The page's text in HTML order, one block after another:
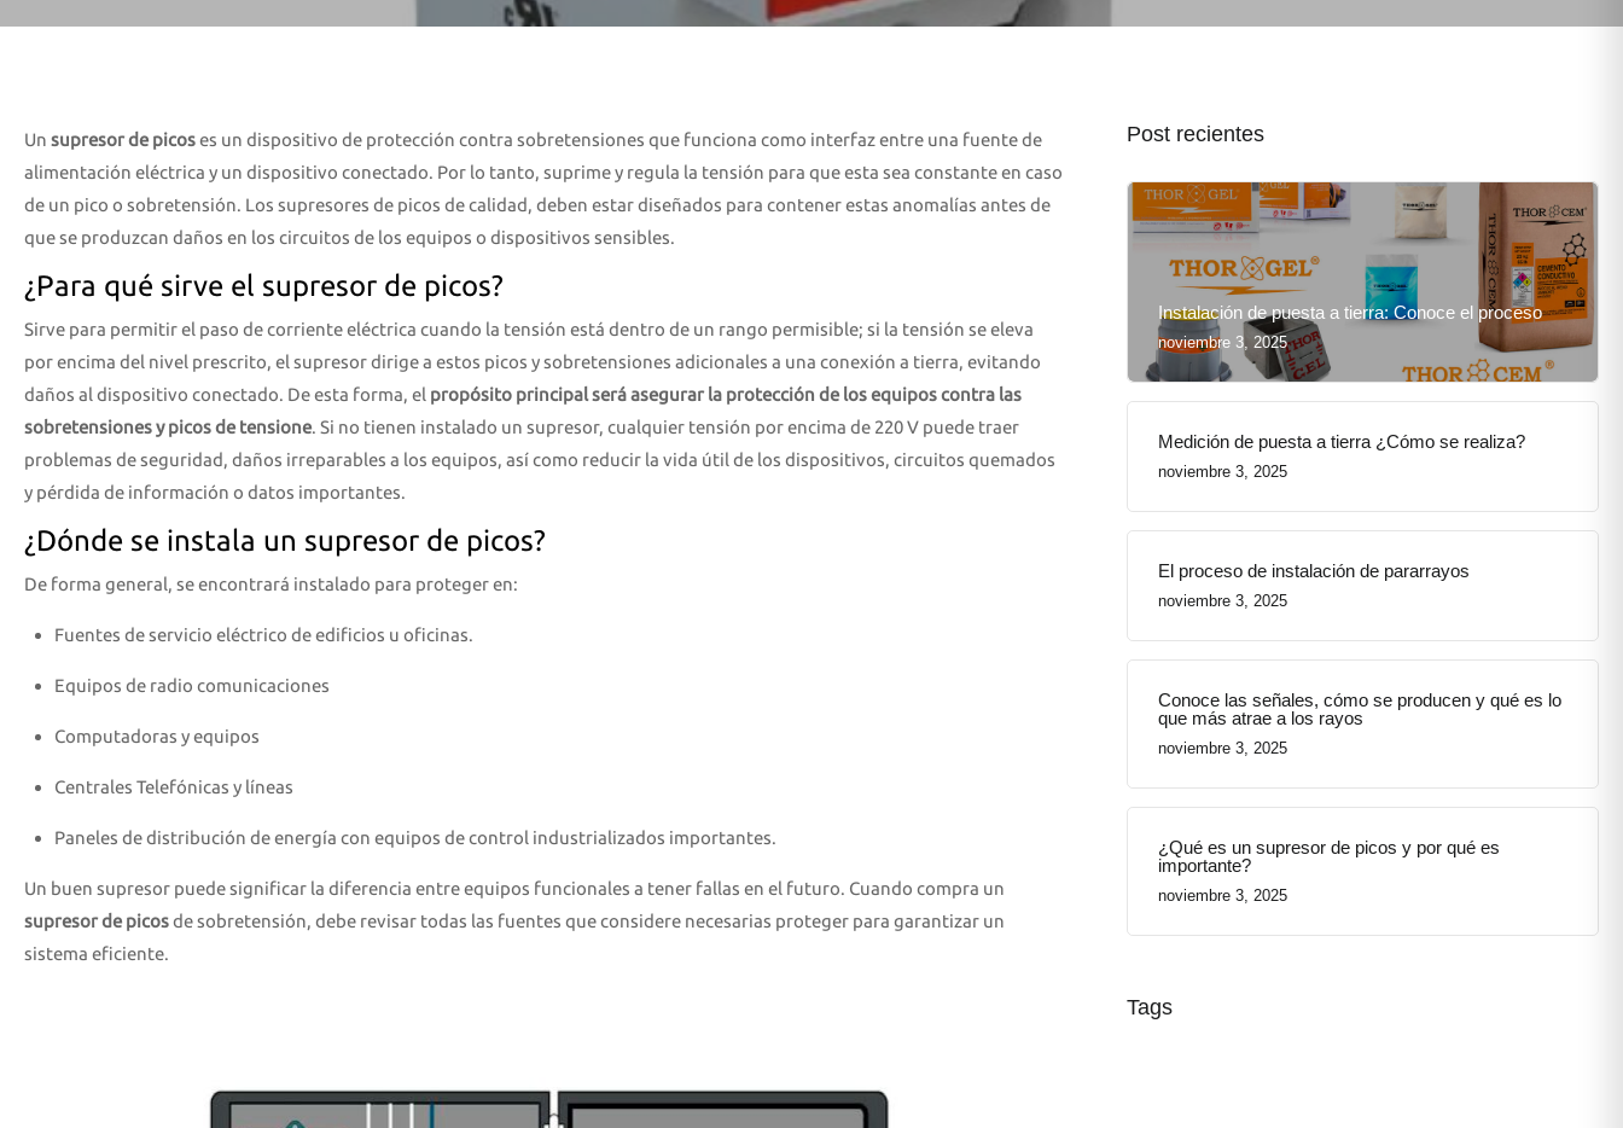
Un supresor de picoses un dispositivo de protección contra sobretensiones que funciona como interfaz entre una fuente de
alimentación eléctrica y un dispositivo conectado. Por lo tanto, suprime y regula la tensión para que esta sea constante en caso
de un pico o sobretensión. Los supresores de picos de calidad, deben estar diseñados para contener estas anomalías antes de
que se produzcan daños en los circuitos de los equipos o dispositivos sensibles.
¿Para qué sirve el supresor de picos?
Sirve para permitir el paso de corriente eléctrica cuando la tensión está dentro de un rango permisible; si la tensión se eleva
por encima del nivel prescrito, el supresor dirige a estos picos y sobretensiones adicionales a una conexión a tierra, evitando
daños al dispositivo conectado. De esta forma, el propósito principal será asegurar la protección de los equipos contra las
sobretensiones y picos de tensione. Si no tienen instalado un supresor, cualquier tensión por encima de 220 V puede traer
problemas de seguridad, daños irreparables a los equipos, así como reducir la vida útil de los dispositivos, circuitos quemados
y pérdida de información o datos importantes.
¿Dónde se instala un supresor de picos?
De forma general, se encontrará instalado para proteger en:
Fuentes de servicio eléctrico de edificios u oficinas.
Equipos de radio comunicaciones
Computadoras y equipos
Centrales Telefónicas y líneas
Paneles de distribución de energía con equipos de control industrializados importantes.
Un buen supresor puede significar la diferencia entre equipos funcionales a tener fallas en el futuro. Cuando compra un
supresor de picosde sobretensión, debe revisar todas las fuentes que considere necesarias proteger para garantizar un
sistema eficiente.
Post recientes
Instalación de puesta a tierra: Conoce el proceso
noviembre 3, 2025
Medición de puesta a tierra ¿Cómo se realiza?
noviembre 3, 2025
El proceso de instalación de pararrayos
noviembre 3, 2025
Conoce las señales, cómo se producen y qué es lo
que más atrae a los rayos
noviembre 3, 2025
¿Qué es un supresor de picos y por qué es
importante?
noviembre 3, 2025
Tags